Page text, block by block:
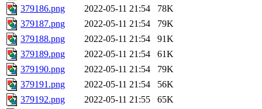
379186.png
2022-05-11 21:54
78K
379187.png
2022-05-11 21:54
79K
379188.png
2022-05-11 21:54
91K
379189.png
2022-05-11 21:54
61K
379190.png
2022-05-11 21:54
79K
379191.png
2022-05-11 21:54
56K
379192.png
2022-05-11 21:55
65K